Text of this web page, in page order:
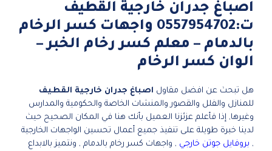
اصباغ جدران خارجية القطيف
ت:0557954702 واجهات كسر الرخام
بالدمام – معلم كسر رخام الخبر –
الوان كسر الرخام
هل تبحث عن افضل مقاول اصباغ جدران خارجية القطيف
للمنازل والفلل والقصور والمنشات الخاصة والحكومية والمدارس
وغيرها, إذا فأعلم عزئزنا العميل بأنك هنا في المكان الصحيح حيث
لدينا خبرة طويلة على تنفيذ جميع أعمال تحسين الواجهات الخارجية
, بروفايل جوتن خارجي , واجهات كسر رخام بالدمام , ونتميز بالابداع